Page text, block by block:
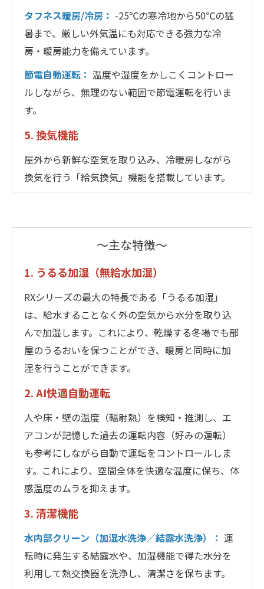
タフネス暖房/冷房： -25℃の寒冷地から50℃の猛
暑まで、厳しい外気温にも対応できる強力な冷
房・暖房能力を備えています。
節電自動運転： 温度や湿度をかしこくコントロー
ルしながら、無理のない範囲で節電運転を行いま
す。
5. 換気機能
屋外から新鮮な空気を取り込み、冷暖房しながら
換気を行う「給気換気」機能を搭載しています。
～主な特徴～
1. うるる加湿（無給水加湿）
RXシリーズの最大の特長である「うるる加湿」
は、給水することなく外の空気から水分を取り込
んで加湿します。これにより、乾燥する冬場でも部
屋のうるおいを保つことができ、暖房と同時に加
湿を行うことができます。
2. AI快適自動運転
人や床・壁の温度（輻射熱）を検知・推測し、エ
アコンが記憶した過去の運転内容（好みの運転）
も参考にしながら自動で運転をコントロールしま
す。これにより、空間全体を快適な温度に保ち、体
感温度のムラを抑えます。
3. 清潔機能
水内部クリーン（加湿水洗浄／結露水洗浄）： 運
転時に発生する結露水や、加湿機能で得た水分を
利用して熱交換器を洗浄し、清潔さを保ちます。